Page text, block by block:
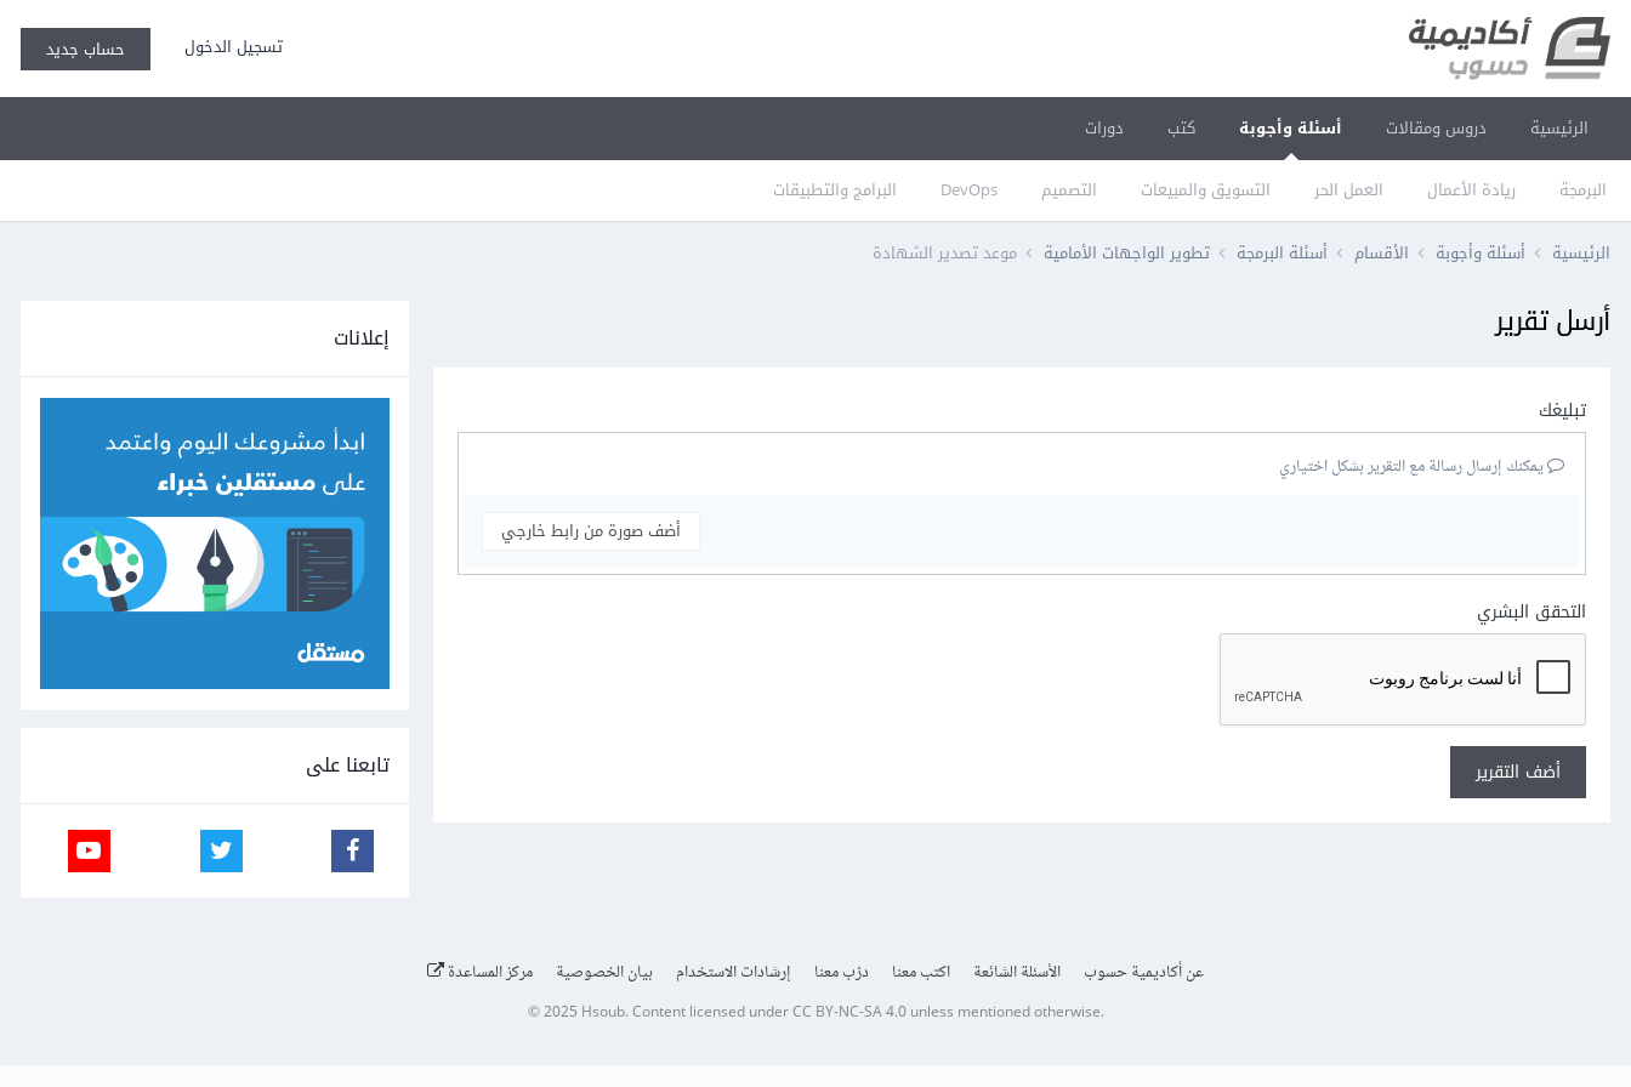
تسجيل الدخول حساب جديد
الرئيسية دروس ومقالات أسئلة وأجوبة
البرمجة ريادة الأعمال العمل الحر التسويق والمبيعات التصميم DevOps البرامج والتطبيقات
كتب دورات
الرئيسية أسئلة وأجوبة الأقسام أسئلة البرمجة تطوير الواجهات الأمامية موعد تصدير الشهادة
أرسل تقرير
تبليغك
يمكنك إرسال رسالة مع التقرير بشكل اختياري
أضف صورة من رابط خارجي
التحقق البشري
أضف التقرير
إعلانات
تابعنا على
عن أكاديمية حسوب الأسئلة الشائعة اكتب معنا درّب معنا إرشادات الاستخدام بيان الخصوصية مركز المساعدة
© 2025 Hsoub.Content licensed underCC BY-NC-SA 4.0unless mentioned otherwise.